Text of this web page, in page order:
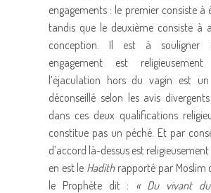
engagements : le premier consiste à
tandis que le deuxième consiste à
conception. Il est à souligner
engagement est
l’éjaculation hors du vagin est
déconseillé selon les avis
dans ces deux qualifications
constitue pas un péché. Et par
d’accord là-dessus est
en est le Hadithrapporté par Moslim
le Prophète dit : « Du vivant